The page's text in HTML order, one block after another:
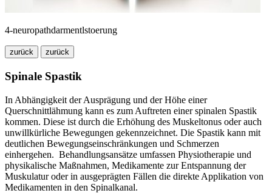
4-neuropathdarmentlstoerung
zurück zurück
Spinale Spastik
In Abhängigkeit der Ausprägung und der Höhe einer
Querschnittlähmung kann es zum Auftreten einer spinalen Spastik
kommen. Diese ist durch die Erhöhung des Muskeltonus oder auch
unwillkürliche Bewegungen gekennzeichnet. Die Spastik kann mit
deutlichen Bewegungseinschränkungen und Schmerzen
einhergehen. Behandlungsansätze umfassen Physiotherapie und
physikalische Maßnahmen, Medikamente zur Entspannung der
Muskulatur oder in ausgeprägten Fällen die direkte Applikation von
Medikamenten in den Spinalkanal.